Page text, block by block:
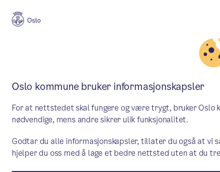
Forsterket oppfølging av
arbeidstid
Etter opplysninger om brudd på
arbeidstidsbestemmelsene i
Oslo kommune bruker informasjonskapsler
For at nettstedet skal fungere og være trygt, bruker Oslo
nødvendige, mens andre sikrer ulik funksjonalitet.
Godtar du alle informasjonskapsler, tillater du også at vi
hjelper du oss med å lage et bedre nettsted uten at du